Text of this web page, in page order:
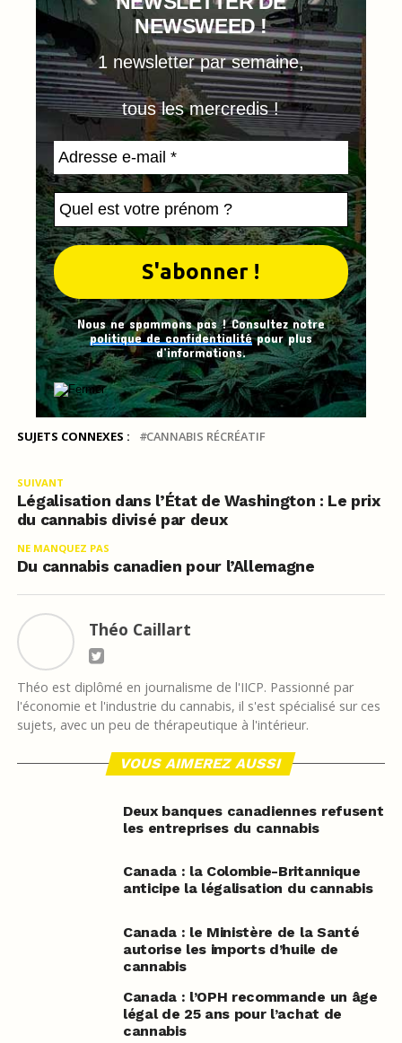
NEWSWEED !
1 newsletter par semaine,
tous les mercredis !
Nous ne spammons pas ! Consultez notre
politique de confidentialitépour plus
d’informations.
SUJETS CONNEXES : CANNABIS RÉCRÉATIF
SUIVANT
Légalisation dans l’État de Washington : Le prix
du cannabis divisé par deux
NE MANQUEZ PAS
Du cannabis canadien pour l’Allemagne
Théo Caillart
Théo est diplômé en journalisme de l'IICP. Passionné par
l'économie et l'industrie du cannabis, il s'est spécialisé sur ces
sujets, avec un peu de thérapeutique à l'intérieur.
VOUS AIMEREZ AUSSI
Deux banques canadiennes refusent
les entreprises du cannabis
Canada : la Colombie-Britannique
anticipe la légalisation du cannabis
Canada : le Ministère de la Santé
autorise les imports d’huile de
cannabis
Canada : l’OPH recommande un âge
légal de 25 ans pour l’achat de
cannabis